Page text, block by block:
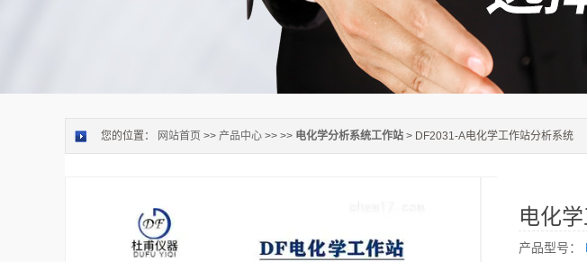
您的位置： 网站首页 >> 产品中心 >> >> 电化学分析系统工作站 > DF2031-A电化学工作站分析系统
电化
产品型号：